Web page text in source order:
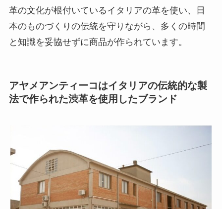
革の文化が根付いているイタリアの革を使い、日
本のものづくりの伝統を守りながら、多くの時間
と知識を妥協せずに商品が作られています。
アヤメアンティーコはイタリアの伝統的な製
法で作られた渋革を使用したブランド